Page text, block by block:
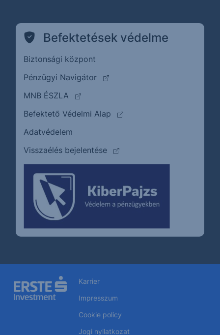
Befektetések védelme
Biztonsági központ
Pénzügyi Navigátor
(külső oldalra ugrik)
MNB ÉSZLA
(külső oldalra ugrik)
Befektető Védelmi Alap
(külső oldalra ugrik)
Adatvédelem
Visszaélés bejelentése
(külső oldalra ugrik)
Karrier
Impresszum
Cookie policy
Jogi nyilatkozat